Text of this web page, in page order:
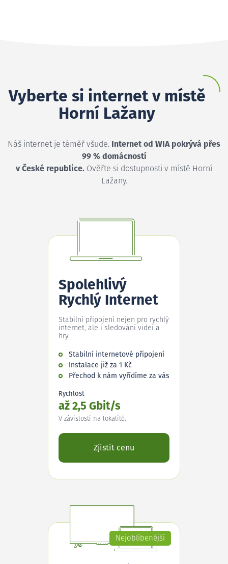
Vyberte si internet v místě
Horní Lažany
Náš internet je téměř všude. Internet od WIA pokrývá přes
99 % domácností
v České republice. Ověřte si dostupnosti v místě Horní
Lažany.
Spolehlivý
Rychlý Internet
Stabilní připojení nejen pro rychlý
internet, ale i sledování videí a
hry.
Stabilní internetové připojení
Instalace již za 1 Kč
Přechod k nám vyřídíme za vás
Rychlost
až 2,5 Gbit/s
V závislosti na lokalitě.
Zjistit cenu
Nejoblíbenější